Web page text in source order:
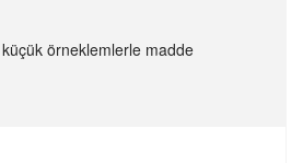
örneklemlerle madde